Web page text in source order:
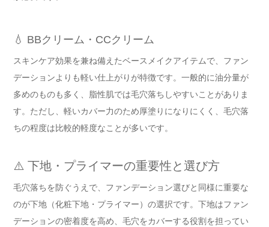
💧 BBクリーム・CCクリーム
スキンケア効果を兼ね備えたベースメイクアイテムで、ファン
デーションよりも軽い仕上がりが特徴です。一般的に油分量が
多めのものも多く、脂性肌では毛穴落ちしやすいことがありま
す。ただし、軽いカバー力のため厚塗りになりにくく、毛穴落
ちの程度は比較的軽度なことが多いです。
⚠️ 下地・プライマーの重要性と選び方
毛穴落ちを防ぐうえで、ファンデーション選びと同様に重要な
のが下地（化粧下地・プライマー）の選択です。下地はファン
デーションの密着度を高め、毛穴をカバーする役割を担ってい